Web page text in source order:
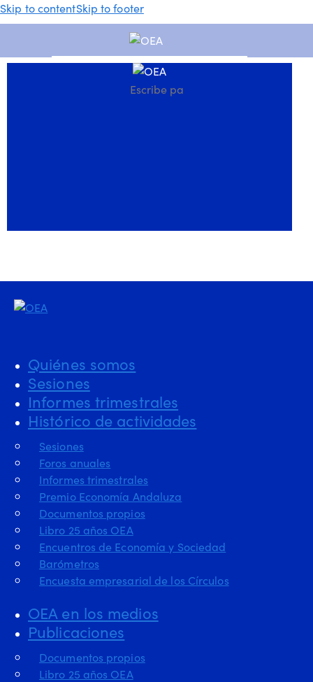
Skip to contentSkip to footer
Quiénes somos
Sesiones
Informes trimestrales
Histórico de actividades
Sesiones
Foros anuales
Informes trimestrales
Premio Economía Andaluza
Documentos propios
Libro 25 años OEA
Encuentros de Economía y Sociedad
Barómetros
Encuesta empresarial de los Círculos
OEA en los medios
Publicaciones
Documentos propios
Libro 25 años OEA